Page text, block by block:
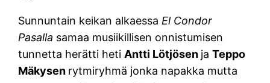
Sunnuntain keikan alkaessa El Condor
Pasalla samaa musiikillisen onnistumisen
tunnetta herätti heti Antti Lötjösen jaTeppo
Mäkysen rytmiryhmä jonka napakka mutta